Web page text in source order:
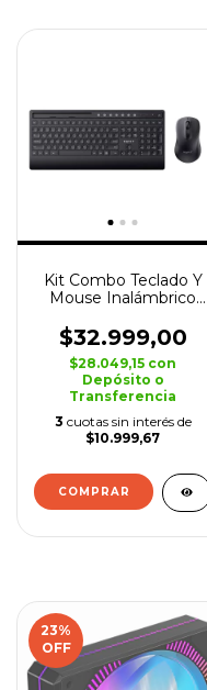
Kit Combo Teclado Y
Mouse Inalámbrico
Óptico
$32.999,00
$28.049,15 con
Depósito o
Transferencia
3 cuotas sin interés de
$10.999,67
COMPRAR
23%
OFF